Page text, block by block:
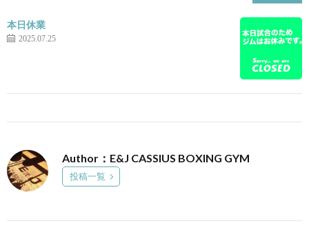
本日休業
2025.07.25
Author：E&J CASSIUS BOXING GYM
投稿一覧